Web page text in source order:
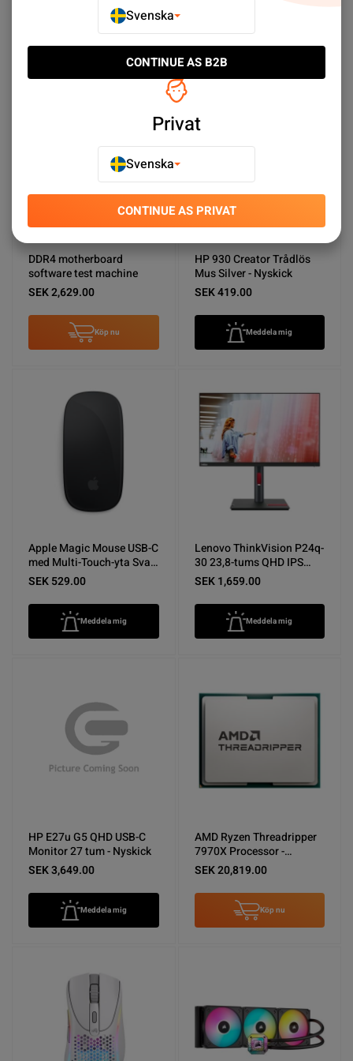
DDR4 motherboard
software test machine
SEK 2,629.00
Köp nu
HP 930 Creator Trådlös
Mus Silver - Nyskick
SEK 419.00
Meddela mig
Apple Magic Mouse USB-C
med Multi-Touch-yta Svart
- Nyskick
SEK 529.00
Meddela mig
Lenovo ThinkVision P24q-
30 23,8-tums QHD IPS
Monitor - Nyskick
SEK 1,659.00
Meddela mig
HP E27u G5 QHD USB-C
Monitor 27 tum - Nyskick
SEK 3,649.00
Meddela mig
AMD Ryzen Threadripper
7970X Processor -
Nyskick
SEK 20,819.00
Köp nu
Svenska
CONTINUE AS B2B
Privat
Svenska
CONTINUE AS PRIVAT